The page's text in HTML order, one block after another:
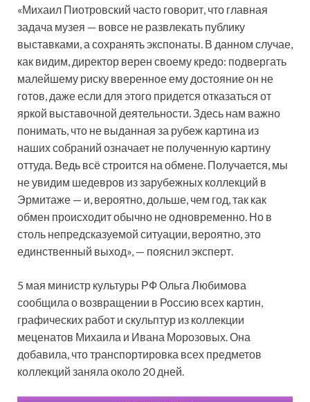
«Михаил Пиотровский часто говорит, что главная
задача музея — вовсе не развлекать публику
выставками, а сохранять экспонаты. В данном случае,
как видим, директор верен своему кредо: подвергать
малейшему риску вверенное ему достояние он не
готов, даже если для этого придется отказаться от
яркой выставочной деятельности. Здесь нам важно
понимать, что не выданная за рубеж картина из
наших собраний означает не полученную картину
оттуда. Ведь всё строится на обмене. Получается, мы
не увидим шедевров из зарубежных коллекций в
Эрмитаже — и, вероятно, дольше, чем год, так как
обмен происходит обычно не одновременно. Но в
столь непредсказуемой ситуации, вероятно, это
единственный выход», — пояснил эксперт.
5 мая министр культуры РФ Ольга Любимова
сообщила о возвращении в Россию всех картин,
графических работ и скульптур из коллекции
меценатов Михаила и Ивана Морозовых. Она
добавила, что транспортировка всех предметов
коллекций заняла около 20 дней.